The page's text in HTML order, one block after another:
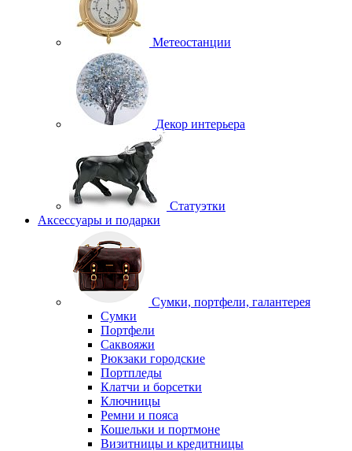
Метеостанции
Декор интерьера
Статуэтки
Аксессуары и подарки
Сумки, портфели, галантерея
Сумки
Портфели
Саквояжи
Рюкзаки городские
Портпледы
Клатчи и борсетки
Ключницы
Ремни и пояса
Кошельки и портмоне
Визитницы и кредитницы